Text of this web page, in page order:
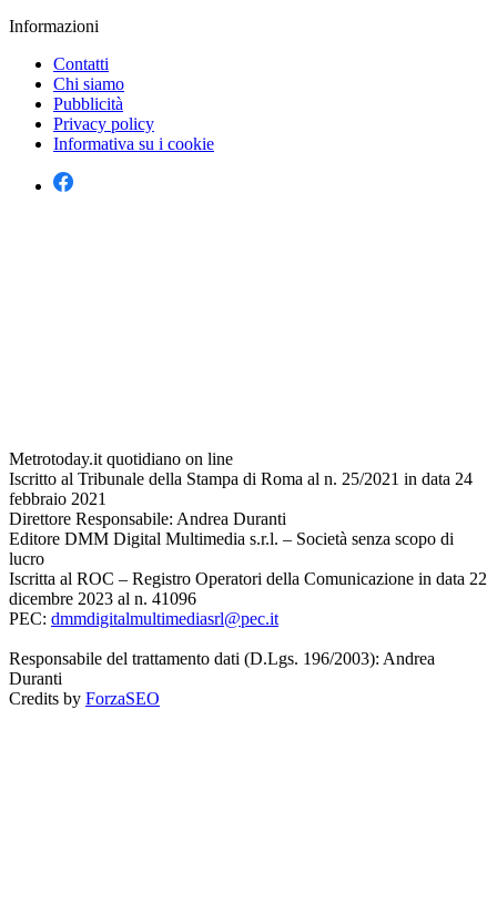
Informazioni
Contatti
Chi siamo
Pubblicità
Privacy policy
Informativa su i cookie
Metrotoday.it quotidiano on line
Iscritto al Tribunale della Stampa di Roma al n. 25/2021 in data 24
febbraio 2021
Direttore Responsabile: Andrea Duranti
Editore DMM Digital Multimedia s.r.l. – Società senza scopo di
lucro
Iscritta al ROC – Registro Operatori della Comunicazione in data 22
dicembre 2023 al n. 41096
PEC: dmmdigitalmultimediasrl@pec.it
Responsabile del trattamento dati (D.Lgs. 196/2003): Andrea
Duranti
Credits by ForzaSEO